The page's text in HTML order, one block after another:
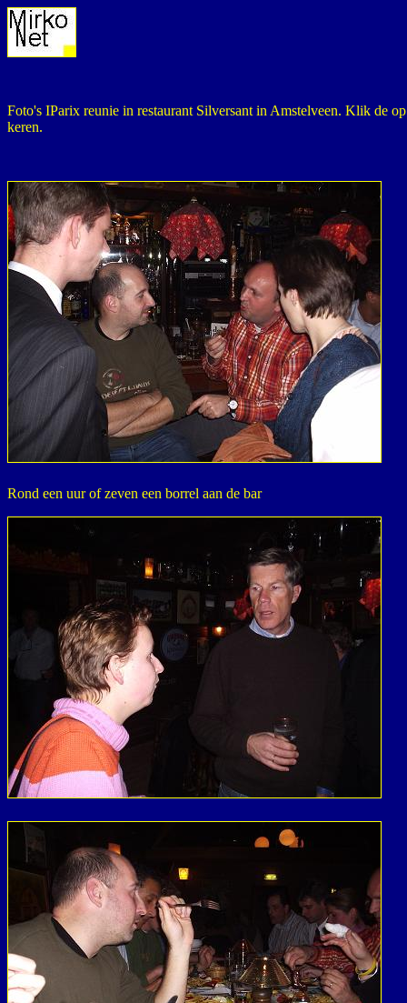
Foto's IParix reunie in restaurant Silversant in Amstelveen. Klik de op
keren.
Rond een uur of zeven een borrel aan de bar